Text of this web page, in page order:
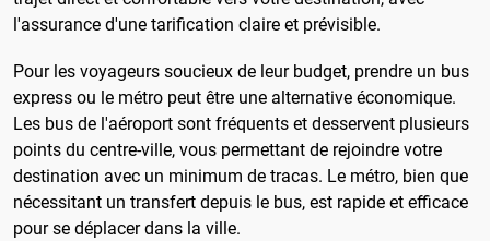
l'assurance d'une tarification claire et prévisible.
Pour les voyageurs soucieux de leur budget, prendre un bus
express ou le métro peut être une alternative économique.
Les bus de l'aéroport sont fréquents et desservent plusieurs
points du centre-ville, vous permettant de rejoindre votre
destination avec un minimum de tracas. Le métro, bien que
nécessitant un transfert depuis le bus, est rapide et efficace
pour se déplacer dans la ville.